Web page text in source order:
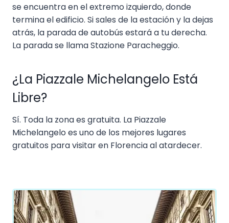
se encuentra en el extremo izquierdo, donde
termina el edificio. Si sales de la estación y la dejas
atrás, la parada de autobús estará a tu derecha.
La parada se llama Stazione Paracheggio.
¿La Piazzale Michelangelo Está
Libre?
Sí. Toda la zona es gratuita. La Piazzale
Michelangelo es uno de los mejores lugares
gratuitos para visitar en Florencia al atardecer.